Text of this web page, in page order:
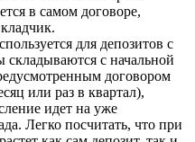
в самом договоре,
для депозитов с
с начальной
договором
или раз в квартал),
идет на уже
Легко посчитать, что при